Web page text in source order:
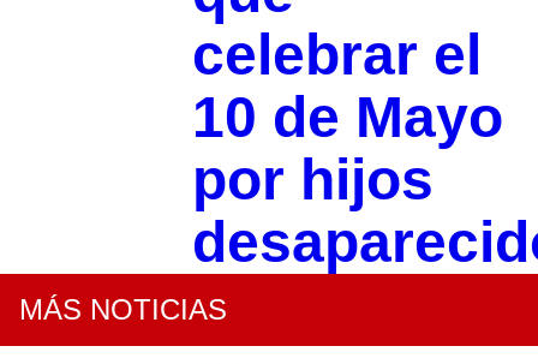
celebrar el
10 de Mayo
por hijos
MÁS NOTICIAS